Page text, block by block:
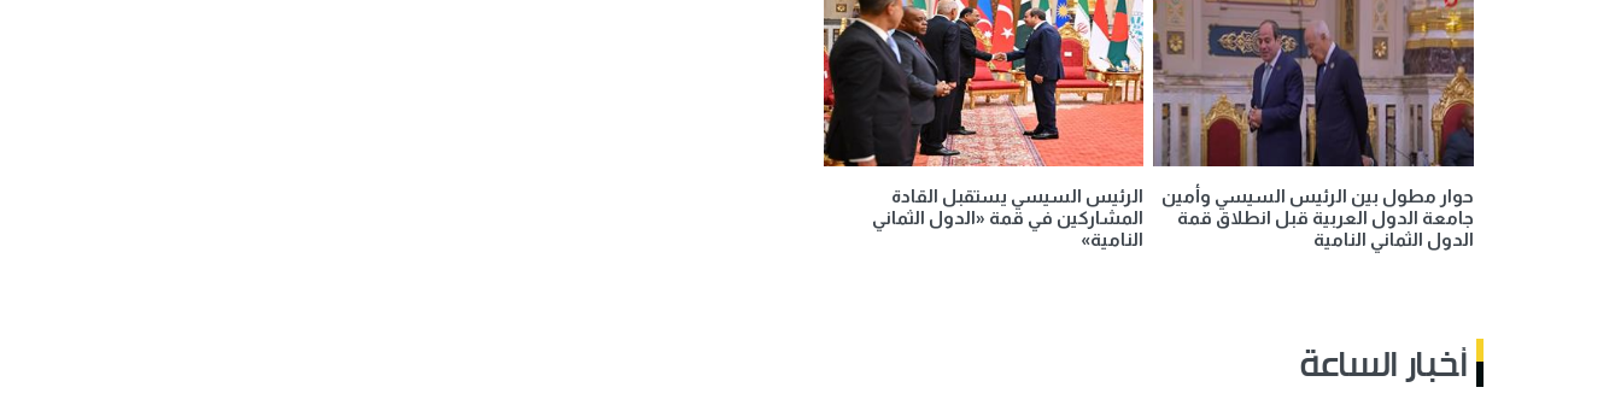
حوار مطول بين الرئيس السيسي وأمين
جامعة الدول العربية قبل انطلاق قمة
الدول الثماني النامية
الرئيس السيسي يستقبل القادة
المشاركين في قمة «الدول الثماني
النامية»
أخبار الساعة